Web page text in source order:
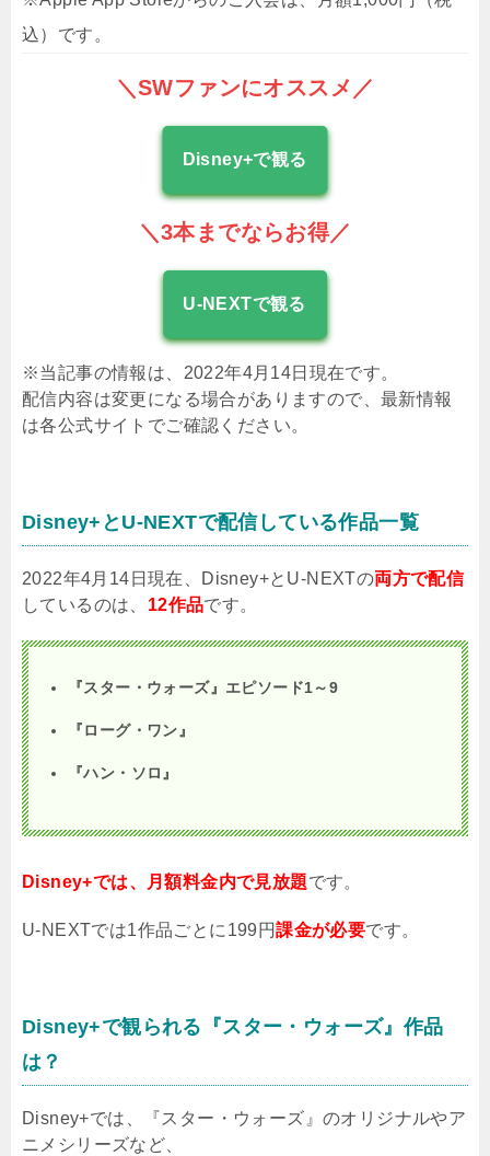
込）です。
＼SWファンにオススメ／
Disney+で観る
＼3本までならお得／
U-NEXTで観る
※当記事の情報は、2022年4月14日現在です。
配信内容は変更になる場合がありますので、最新情報
は各公式サイトでご確認ください。
Disney+とU-NEXTで配信している作品一覧
2022年4月14日現在、Disney+とU-NEXTの両方で配信
しているのは、 12作品です。
『スター・ウォーズ』エピソード1～9
『ローグ・ワン』
『ハン・ソロ』
Disney+では、月額料金内で見放題です。
U-NEXTでは1作品ごとに199円課金が必要です。
Disney+で観られる『スター・ウォーズ』作品
は？
Disney+では、『スター・ウォーズ』のオリジナルやア
ニメシリーズなど、